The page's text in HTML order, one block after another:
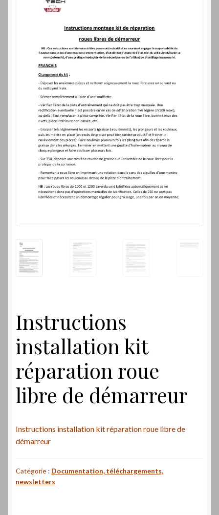
Instructions
installation kit
réparation roue
libre de démarreur
Instructions installation kit réparation roue libre de
démarreur
Catégorie : Documentation, téléchargements,
newsletters